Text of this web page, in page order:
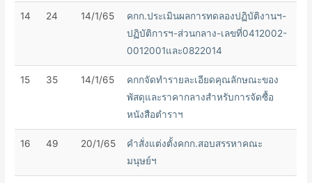
14 24 14/1/65
คกก.ประเมินผลการทดลองปฏิบัติงานฯ-
ปฏิบัติการฯ-ส่วนกลาง-เลขที่0412002-
0012001และ0822014
15 35 14/1/65
คกกจัดทำรายละเอียดคุณลักษณะของ
พัสดุและราคากลางสำหรับการจัดซื้อ
หนังสือตำราฯ
16 49 20/1/65
คำสั่งแต่งตั้งคกก.สอบสรรหาคณะ
มนุษย์ฯ